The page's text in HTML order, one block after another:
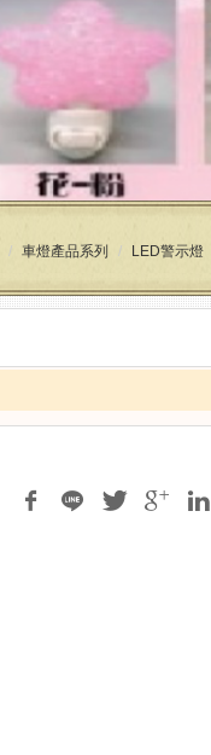
車燈產品系列 LED警示燈